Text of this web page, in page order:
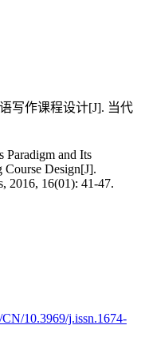
写作课程设计[J]. 当代
Paradigm and Its
Design[J].
2016, 16(01): 41-47.
10.3969/j.issn.1674-